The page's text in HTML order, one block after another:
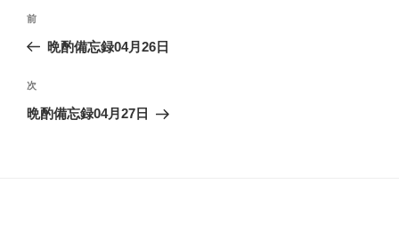
投
ビ
ゲ
前
の
稿
前
晩酌備忘録04月26日
次
の
次
晩酌備忘録04月27日